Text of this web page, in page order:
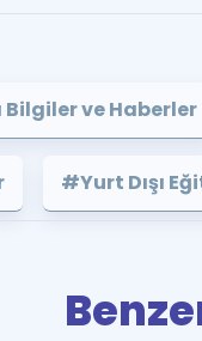
Bilgiler ve Haberler
#Yurt Dışı